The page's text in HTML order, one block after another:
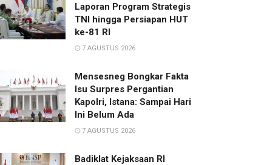
Laporan Program Strategis
TNI hingga Persiapan HUT
ke-81 RI
7 AGUSTUS 2026
Mensesneg Bongkar Fakta
Isu Surpres Pergantian
Kapolri, Istana: Sampai Hari
Ini Belum Ada
7 AGUSTUS 2026
Badiklat Kejaksaan RI